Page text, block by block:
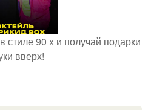
стиле 90 х и получай подарки
вверх!